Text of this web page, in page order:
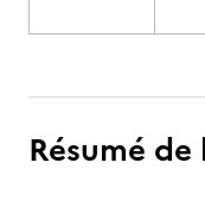
Résumé